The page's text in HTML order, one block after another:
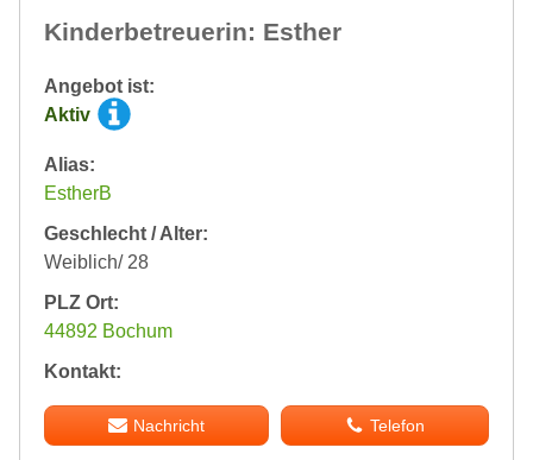
Kinderbetreuerin: Esther
Angebot ist:
Aktiv
Alias:
EstherB
Geschlecht / Alter:
Weiblich/ 28
PLZ Ort:
44892 Bochum
Kontakt:
Nachricht Telefon